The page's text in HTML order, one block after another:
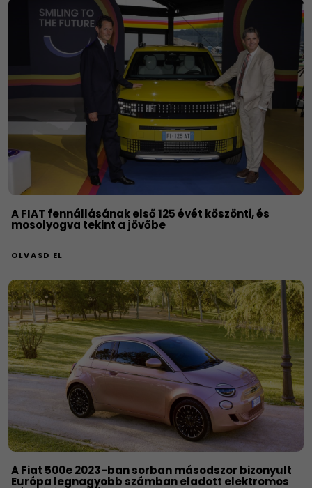
A FIAT fennállásának első 125 évét köszönti, és
mosolyogva tekint a jövőbe
OLVASD EL
A Fiat 500e 2023-ban sorban másodszor bizonyult
Európa legnagyobb számban eladott elektromos